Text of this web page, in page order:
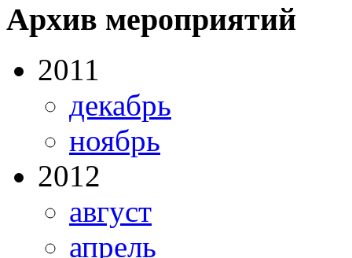
Архив мероприятий
2011
декабрь
ноябрь
2012
август
апрель